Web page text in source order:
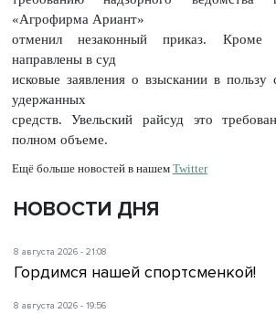
«Агрофирма Ариант»
отменил незаконный приказ. Кроме
направлены в суд
исковые заявления о взыскании в пользу
удержанных
средств. Увельский райсуд это
полном объеме.
Ещё больше новостей в нашем Twitter
НОВОСТИ ДНЯ
8 августа 2026 - 21:08
Гордимся нашей спортсменкой!
8 августа 2026 - 19:56